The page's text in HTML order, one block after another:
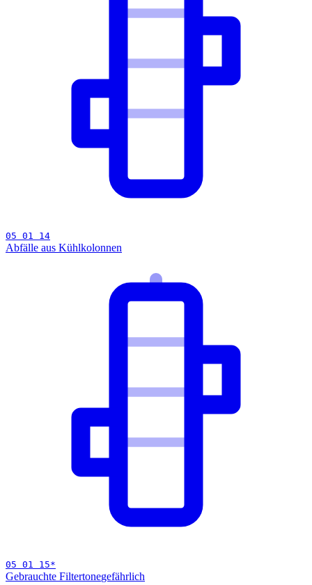
05 01 14
Abfälle aus Kühlkolonnen
05 01 15*
Gebrauchte Filtertonegefährlich